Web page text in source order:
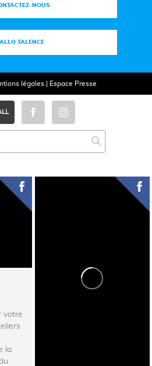
votre
la
NOUS
ALLO TALENCE
légales| Espace Presse